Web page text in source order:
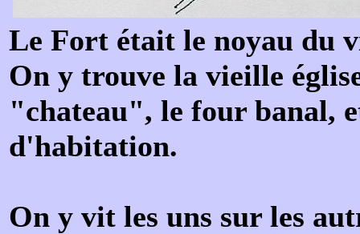
Le Fort était le noyau du
On y trouve la vieille
"chateau", le four banal,
d'habitation.
On y vit les uns sur les